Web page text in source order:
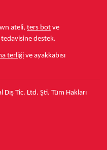
ateli, ters bot ve
tedavisine destek.
terliği ve ayakkabısı
Tic. Ltd. Şti. Tüm Hakları